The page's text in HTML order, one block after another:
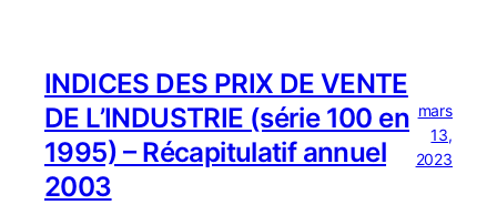
INDICES DES PRIX DE VENTE
DE L’INDUSTRIE (série 100 en
1995) – Récapitulatif annuel
2003
mars
13,
2023